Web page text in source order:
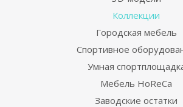
Коллекции
Городская мебель
Спортивное
Умная
Мебель HoReCa
Заводские остатки